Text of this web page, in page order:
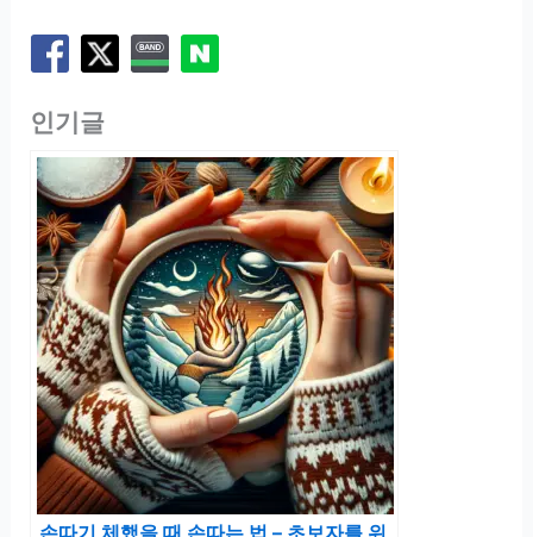
인기글
손따기 체했을 때 손따는 법 – 초보자를 위